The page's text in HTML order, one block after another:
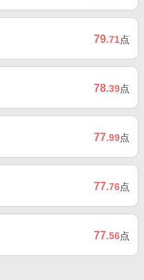
79.71点
78.39点
77.99点
77.76点
77.56点